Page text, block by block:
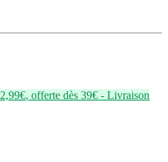
2,99€, offerte dès 39€ - Livraison